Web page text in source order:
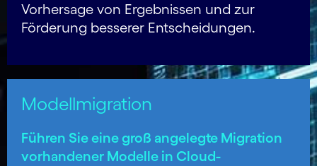
Vorhersage von Ergebnissen und zur
Förderung besserer Entscheidungen.
Modellmigration
Führen Sie eine groß angelegte Migration
vorhandener Modelle in Cloud-